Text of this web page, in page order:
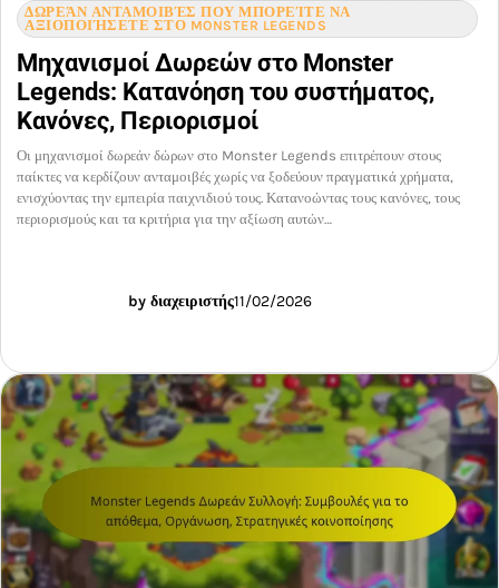
ΔΩΡΕΆΝ ΑΝΤΑΜΟΙΒΈΣ ΠΟΥ ΜΠΟΡΕΊΤΕ ΝΑ
ΑΞΙΟΠΟΙΉΣΕΤΕ ΣΤΟ MONSTER LEGENDS
Μηχανισμοί Δωρεών στο Monster
Legends: Κατανόηση του συστήματος,
Κανόνες, Περιορισμοί
Οι μηχανισμοί δωρεάν δώρων στο Monster Legends επιτρέπουν στους
παίκτες να κερδίζουν ανταμοιβές χωρίς να ξοδεύουν πραγματικά χρήματα,
ενισχύοντας την εμπειρία παιχνιδιού τους. Κατανοώντας τους κανόνες, τους
περιορισμούς και τα κριτήρια για την αξίωση αυτών…
by διαχειριστής11/02/2026